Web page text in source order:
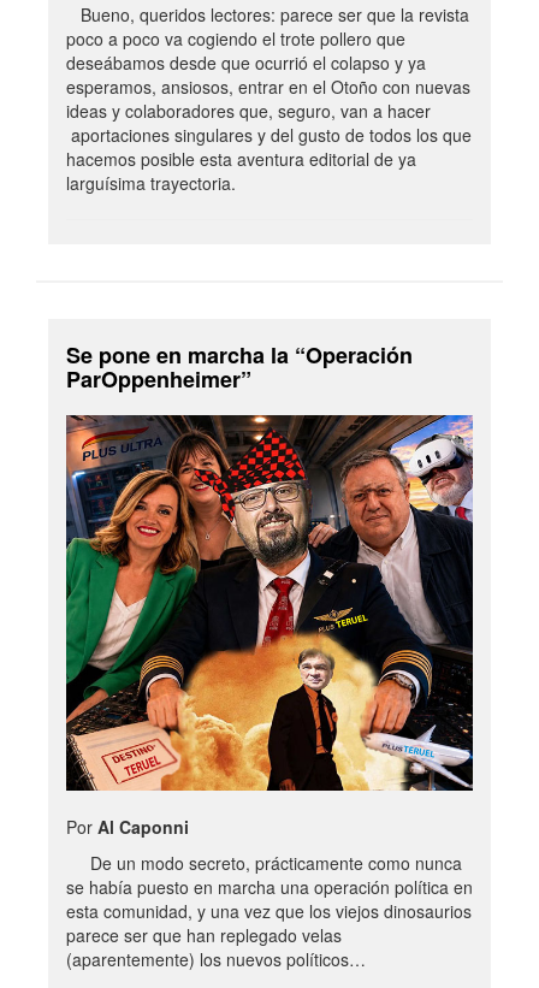
Bueno, queridos lectores: parece ser que la revista
poco a poco va cogiendo el trote pollero que
deseábamos desde que ocurrió el colapso y ya
esperamos, ansiosos, entrar en el Otoño con nuevas
ideas y colaboradores que, seguro, van a hacer
aportaciones singulares y del gusto de todos los que
hacemos posible esta aventura editorial de ya
larguísima trayectoria.
Se pone en marcha la “Operación
ParOppenheimer”
Por Al Caponni
De un modo secreto, prácticamente como nunca
se había puesto en marcha una operación política en
esta comunidad, y una vez que los viejos dinosaurios
parece ser que han replegado velas
(aparentemente) los nuevos políticos…